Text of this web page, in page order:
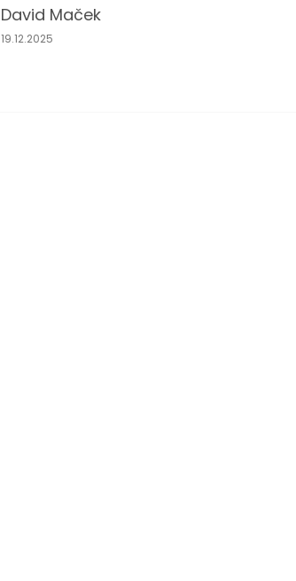
David Maček
Hodnocení obchodu je 5 z 5 hvězdiček.
19.12.2025